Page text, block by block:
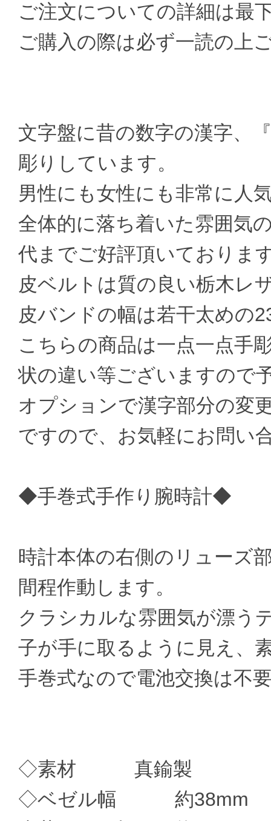
ご注文についての詳細は最
ご購入の際は必ず一読の上
文字盤に昔の数字の漢字、
彫りしています。
男性にも女性にも非常に人
全体的に落ち着いた雰囲気
代までご好評頂いておりま
皮ベルトは質の良い栃木レ
皮バンドの幅は若干太めの
こちらの商品は一点一点手
状の違い等ございますので
オプションで漢字部分の変
ですので、お気軽にお問い
◆手巻式手作り腕時計◆
時計本体の右側のリューズ
間程作動します。
クラシカルな雰囲気が漂う
子が手に取るように見え、
手巻式なので電池交換は不
◇素材 真鍮製
◇ベゼル幅 約38mm